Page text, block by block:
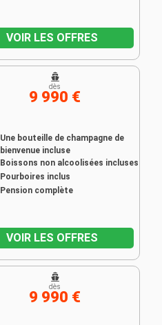
VOIR LES OFFRES
Une bouteille de champagne de
bienvenue incluse
Boissons non alcoolisées incluses
Pourboires inclus
Pension complète
dès
9 990 €
VOIR LES OFFRES
dès
9 990 €